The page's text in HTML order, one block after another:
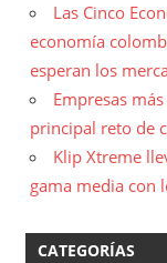
Las Cinco
economía
esperan los
Empresas
principal reto de
Klip Xtreme
gama media con
CATEGORÍAS